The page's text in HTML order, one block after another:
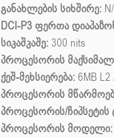
განახლების სიხშირე:
DCI-P3 ფერთა
სიკაშკაშე: 300 nits
პროცესორის
ქეშ-მეხსიერება:6MB L2
პროცესორის
პროცესორის/ჩიპსეტის
პროცესორის მოდელი: